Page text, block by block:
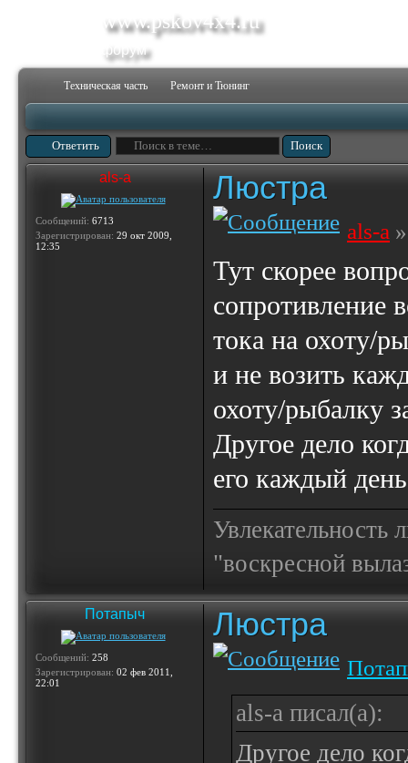
www.pskov4x4.ru
форум
Техническая часть Ремонт и Тюнинг
Ответить
als-a
Сообщений: 6713
Зарегистрирован: 29 окт 2009,
12:35
Люстра
als-a
Тут скорее
сопротивление
тока на охоту/
и не возить
охоту/рыбалку
Другое дело
его каждый
Увлекательность
"воскресной
Потапыч
Сообщений: 258
Зарегистрирован: 02 фев 2011,
22:01
Люстра
als-a писал(а):
Другое дело